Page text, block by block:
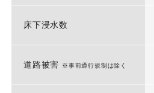
床下浸水数
道路被害 ※事前通行規制は除く